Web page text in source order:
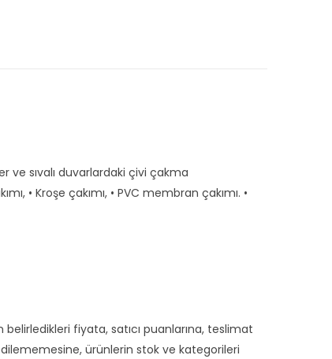
ve sıvalı duvarlardaki çivi çakma
• Kroşe çakımı, • PVC membran çakımı. •
belirledikleri fiyata, satıcı puanlarına, teslimat
ürünlerin stok ve kategorileri